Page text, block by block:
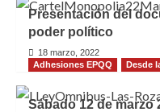
Presentación del
poder político
18 marzo, 2022
Adhesiones EPQQ
Desde
Sábado 12 de marzo